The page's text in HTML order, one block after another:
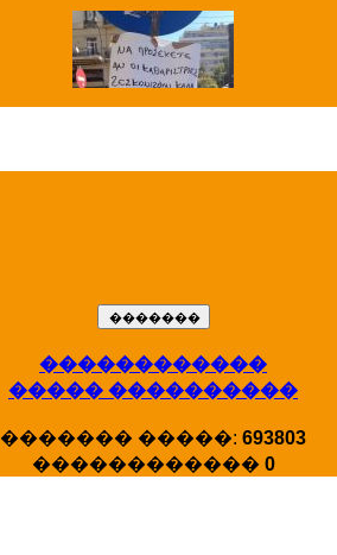
X�����
�����
HotStat ...
������������
����� ����������
������� �����: 693803
������������ 0